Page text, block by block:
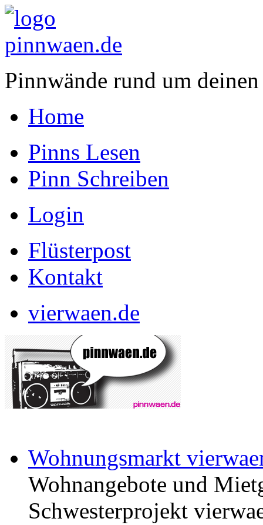
Pinnwände rund um
Home
Pinns Lesen
Pinn Schreiben
Login
Flüsterpost
Kontakt
vierwaen.de
Wohnungsmarkt
Wohnangebote und
Schwesterprojekt